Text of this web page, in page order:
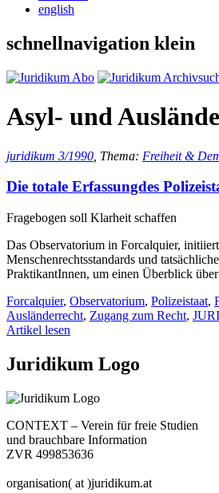
english
schnellnavigation klein
Asyl- und
juridikum 3/1990 , Thema: Freiheit &
Die totale Erfassungdes
Fragebogen soll Klarheit schaffen
Das Observatorium in Forcalquier,
Menschenrechtsstandards und
PraktikantInnen, um einen Überblick
Forcalquier, Observatorium, Polizeistaat,
Ausländerrecht, Zugang zum Recht,
Artikel lesen
Juridikum Logo
CONTEXT – Verein für freie Studien
und brauchbare Information
ZVR 499853636
organisation( at )juridikum.at